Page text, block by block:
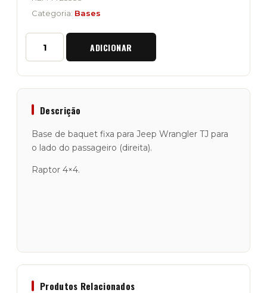
Categoria: Bases
Quantidade
Base
DRT
Jeep
Wrangler
TJ
ADICIONAR
Descrição
Base de baquet fixa para Jeep Wrangler TJ para
o lado do passageiro (direita).
Raptor 4×4.
Produtos Relacionados